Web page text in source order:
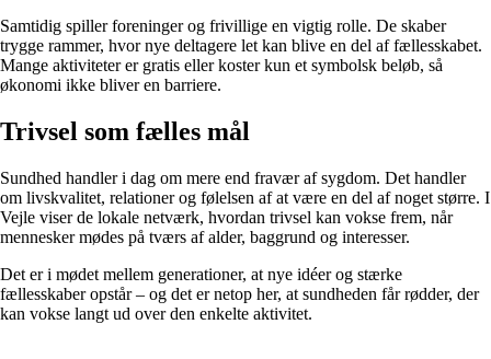
Samtidig spiller foreninger og frivillige en vigtig rolle. De skaber
trygge rammer, hvor nye deltagere let kan blive en del af fællesskabet.
Mange aktiviteter er gratis eller koster kun et symbolsk beløb, så
økonomi ikke bliver en barriere.
Trivsel som fælles mål
Sundhed handler i dag om mere end fravær af sygdom. Det handler
om livskvalitet, relationer og følelsen af at være en del af noget større. I
Vejle viser de lokale netværk, hvordan trivsel kan vokse frem, når
mennesker mødes på tværs af alder, baggrund og interesser.
Det er i mødet mellem generationer, at nye idéer og stærke
fællesskaber opstår – og det er netop her, at sundheden får rødder, der
kan vokse langt ud over den enkelte aktivitet.